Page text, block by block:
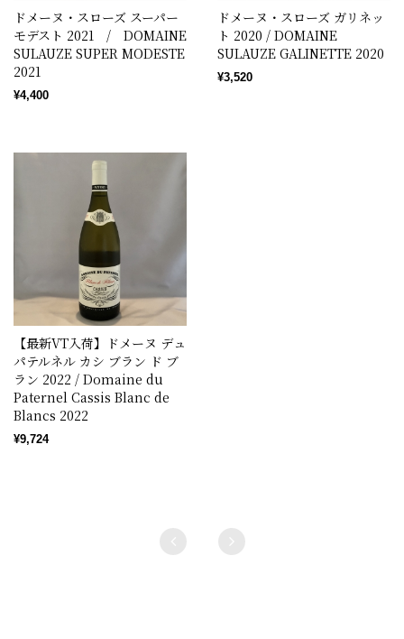
ドメーヌ・スローズ スーパー
モデスト 2021 / DOMAINE
SULAUZE SUPER MODESTE
2021
¥4,400
ドメーヌ・スローズ ガリネッ
ト 2020 / DOMAINE
SULAUZE GALINETTE 2020
¥3,520
【最新VT入荷】ドメーヌ デュ
パテルネル カシ ブラン ド ブ
ラン 2022 / Domaine du
Paternel Cassis Blanc de
Blancs 2022
¥9,724